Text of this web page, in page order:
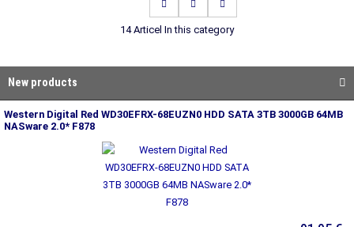
14 Articel In this category
New products
Western Digital Red WD30EFRX-68EUZN0 HDD SATA 3TB 3000GB 64MB
NASware 2.0* F878